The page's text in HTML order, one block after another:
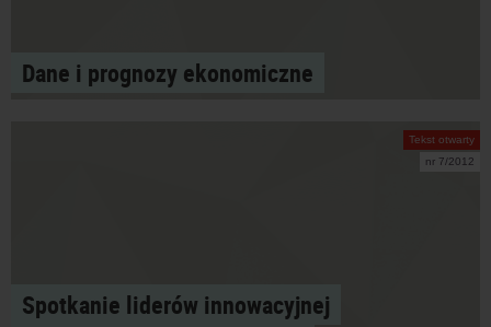
Dane i prognozy ekonomiczne
Tekst otwarty
nr 7/2012
Spotkanie liderów innowacyjnej